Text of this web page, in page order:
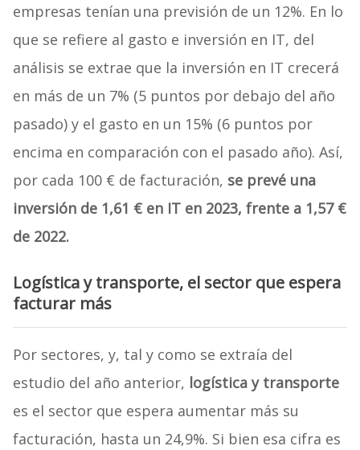
empresas tenían una previsión de un 12%. En lo
que se refiere al gasto e inversión en IT, del
análisis se extrae que la inversión en IT crecerá
en más de un 7% (5 puntos por debajo del año
pasado) y el gasto en un 15% (6 puntos por
encima en comparación con el pasado año). Así,
por cada 100 € de facturación, se prevé una
inversión de 1,61 € en IT en 2023, frente a 1,57 €
de 2022.
Logística y transporte, el sector que espera
facturar más
Por sectores, y, tal y como se extraía del
estudio del año anterior, logística y transporte
es el sector que espera aumentar más su
facturación, hasta un 24,9%. Si bien esa cifra es